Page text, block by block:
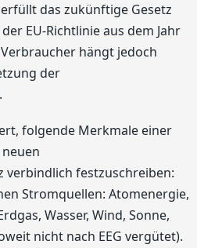
das zukünftige Gesetz
EU-Richtlinie aus dem Jahr
hängt jedoch
der
folgende Merkmale einer
verbindlich festzuschreiben:
Stromquellen: Atomenergie,
Wasser, Wind, Sonne,
nicht nach EEG vergütet).